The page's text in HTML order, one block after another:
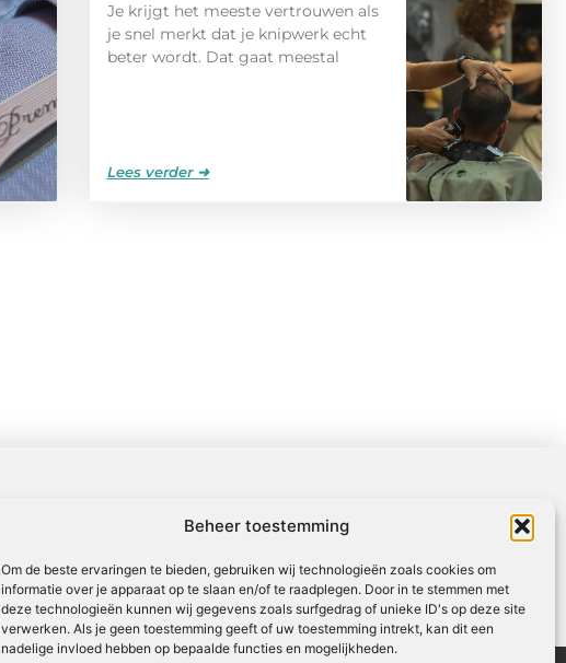
Beheer toestemming
Om de beste ervaringen te bieden, gebruiken wij technologieën zoals cookies om
informatie over je apparaat op te slaan en/of te raadplegen. Door in te stemmen met
deze technologieën kunnen wij gegevens zoals surfgedrag of unieke ID's op deze site
verwerken. Als je geen toestemming geeft of uw toestemming intrekt, kan dit een
nadelige invloed hebben op bepaalde functies en mogelijkheden.
Je krijgt het meeste vertrouwen als
je snel merkt dat je knipwerk echt
beter wordt. Dat gaat meestal
Lees verder ➜